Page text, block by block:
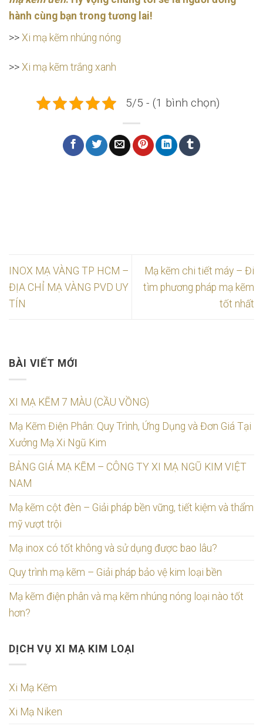
BÀI VIẾT MỚI
XI MẠ KẼM 7 MÀU (CẦU VỒNG)
Mạ Kẽm Điện Phân: Quy Trình, Ứng Dụng và Đơn Giá Tại
Xưởng Mạ Xi Ngũ Kim
BẢNG GIÁ MẠ KẼM – CÔNG TY XI MẠ NGŨ KIM VIỆT
NAM
Mạ kẽm cột đèn – Giải pháp bền vững, tiết kiệm và thẩm
mỹ vượt trội
Mạ inox có tốt không và sử dụng được bao lâu?
Quy trình mạ kẽm – Giải pháp bảo vệ kim loại bền
Mạ kẽm điện phân và mạ kẽm nhúng nóng loại nào tốt
hơn?
DỊCH VỤ XI MẠ KIM LOẠI
Xi Mạ Kẽm
Xi Mạ Niken
hành cùng bạn trong tương lai!
>> Xi mạ kẽm nhúng nóng
>> Xi mạ kẽm trắng xanh
5/5 - (1 bình chọn)
INOX MẠ VÀNG TP HCM –
ĐỊA CHỈ MẠ VÀNG PVD UY
TÍN
Mạ kẽm chi tiết máy – Đi
tìm phương pháp mạ kẽm
tốt nhất